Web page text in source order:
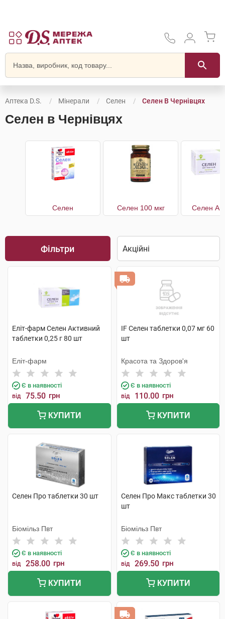
Аптека D.S. Мінерали Селен Селен В Чернівцях
Селен в Чернівцях
Селен Селен 100 мкг Селен
Фільтри
Еліт-фарм Селен Активний
таблетки 0,25 г 80 шт
Еліт-фарм
Є в наявності
від 75.50 грн
КУПИТИ
IF Селен таблетки 0,07 мг 60
шт
Красота та Здоров'я
Є в наявності
від 110.00 грн
КУПИТИ
Селен Про таблетки 30 шт
Біомільз Пвт
Є в наявності
від 258.00 грн
КУПИТИ
Селен Про Макс таблетки 30
шт
Біомільз Пвт
Є в наявності
від 269.50 грн
КУПИТИ